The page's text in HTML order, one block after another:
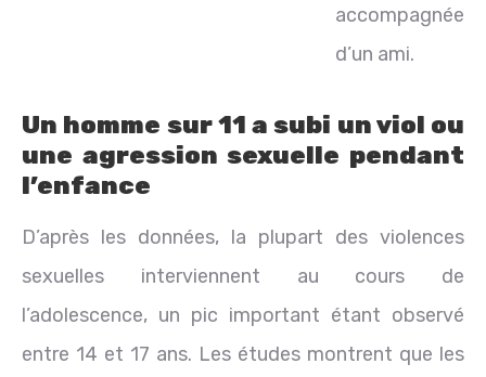
accompagnée
d’un ami.
Un homme sur 11 a subi un viol ou
une agression sexuelle pendant
l’enfance
D’après les données, la plupart des violences
sexuelles interviennent au cours de
l’adolescence, un pic important étant observé
entre 14 et 17 ans. Les études montrent que les